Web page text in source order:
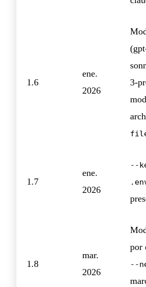
1.6
ene.
2026
3-
1.7
ene.
2026
--
1.8
mar.
2026
por
--